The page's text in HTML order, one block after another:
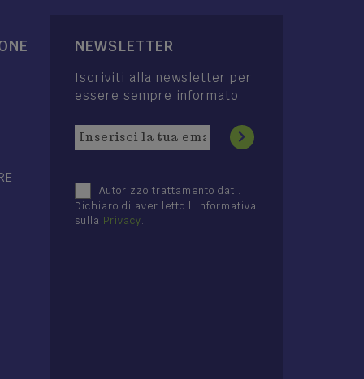
NEWSLETTER
Iscriviti alla newsletter per
essere sempre informato
Autorizzo trattamento dati.
Dichiaro di aver letto l'Informativa
sulla Privacy.